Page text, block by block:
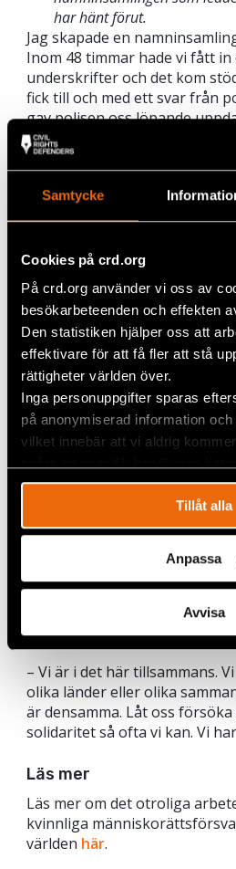
Samtycke
Cookies på crd.org
På crd.org använder vi oss av
besökarbeteenden och effekten
Den statistiken hjälper oss att
effektivare för att få fler att stå
rättigheter världen över.
Inga personuppgifter sparas
på anonymiserad information
vilket innebär att vi aldrig
Tillåt alla
Anpassa
Avvisa
har hänt förut.
Jag skapade en
Inom 48 timmar hade vi fått in
underskrifter och det kom
fick till och med ett svar från
gav polisen oss löpande
hände i fallet – något som
insåg jag att om en enda
sådan skillnad, om den kan
på det här viset och ge så
möjligt att göra skillnad.
Vi kan göra skillnad
Karen säger att vi måste
– Det som får mig att
Ibland arbetar du i miljöer
Sedan händer något och du
När du ser förändringen du är
såklart vinna fler små segrar
någon dag kommer du
seger.
Vad skulle du vilja säga
människorättsförsvarare?
Skapa inte problem i onödan
medveten om vilka risker du
själv för att hitta styrkan till
själv när det kommer till ditt
säkerhet, säger Karen. Sedan
– Vi är i det här tillsammans.
olika länder eller olika
är densamma. Låt oss
solidaritet så ofta vi kan. Vi
Läs mer
Läs mer om det otroliga
kvinnliga
världen här.